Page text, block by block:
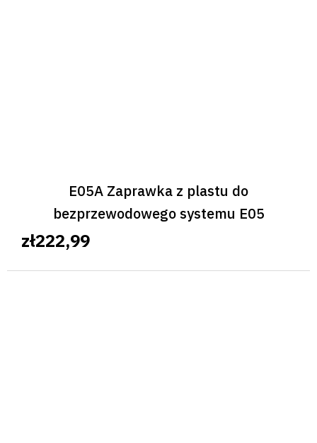
E05A Zaprawka z plastu do
bezprzewodowego systemu E05
zł222,99